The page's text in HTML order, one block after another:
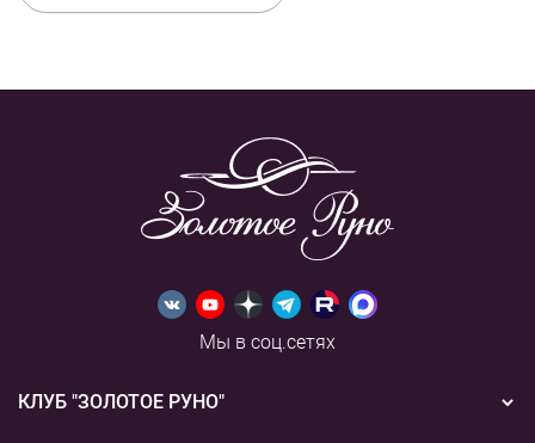
Мы в соц.сетях
КЛУБ "ЗОЛОТОЕ РУНО"